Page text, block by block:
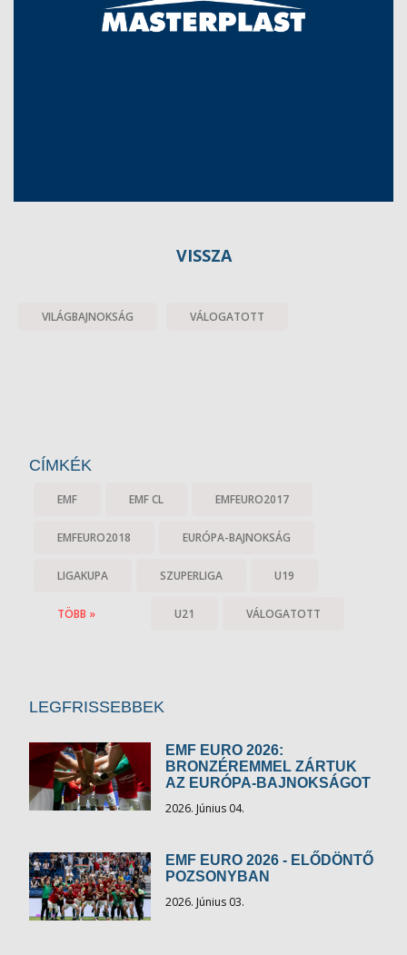
VISSZA
VILÁGBAJNOKSÁG VÁLOGATOTT
CÍMKÉK
EMF EMF CL EMFEURO2017
EMFEURO2018 EURÓPA-BAJNOKSÁG
LIGAKUPA SZUPERLIGA U19
U21 VÁLOGATOTT
TÖBB »
LEGFRISSEBBEK
EMF EURO 2026:
BRONZÉREMMEL ZÁRTUK
AZ EURÓPA-BAJNOKSÁGOT
2026. Június 04.
EMF EURO 2026 - ELŐDÖNTŐ
POZSONYBAN
2026. Június 03.